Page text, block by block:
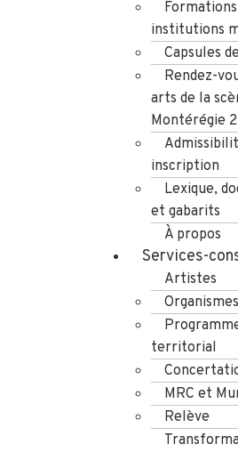
institutions
Capsules
Rendez-
arts de la
Montérégie
inscription
Lexique,
et gabarits
À propos
Services-
Artistes
Organismes
territorial
MRC et
Relève